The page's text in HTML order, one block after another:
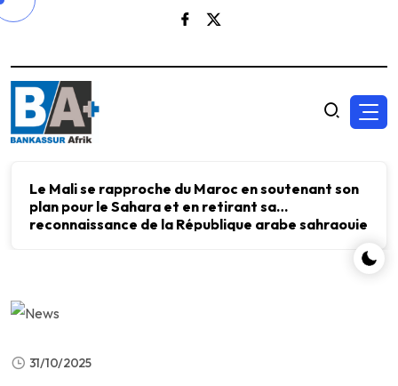
Le Mali se rapproche du Maroc en soutenant son
plan pour le Sahara et en retirant sa
reconnaissance de la République arabe sahraouie
31/10/2025